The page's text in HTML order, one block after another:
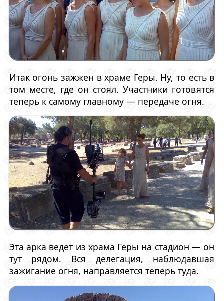
Итак огонь зажжен в храме Геры. Ну, то есть в
том месте, где он стоял. Участники готовятся
теперь к самому главному — передаче огня.
Эта арка ведет из храма Геры на стадион — он
тут рядом. Вся делегация, наблюдавшая
зажигание огня, направляется теперь туда.